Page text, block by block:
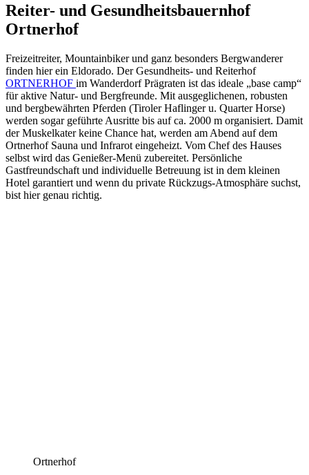
Reiter- und Gesundheitsbauernhof
Ortnerhof
Freizeitreiter, Mountainbiker und ganz besonders Bergwanderer
finden hier ein Eldorado. Der Gesundheits- und Reiterhof
ORTNERHOF im Wanderdorf Prägraten ist das ideale „base camp“
für aktive Natur- und Bergfreunde. Mit ausgeglichenen, robusten
und bergbewährten Pferden (Tiroler Haflinger u. Quarter Horse)
werden sogar geführte Ausritte bis auf ca. 2000 m organisiert. Damit
der Muskelkater keine Chance hat, werden am Abend auf dem
Ortnerhof Sauna und Infrarot eingeheizt. Vom Chef des Hauses
selbst wird das Genießer-Menü zubereitet. Persönliche
Gastfreundschaft und individuelle Betreuung ist in dem kleinen
Hotel garantiert und wenn du private Rückzugs-Atmosphäre suchst,
bist hier genau richtig.
Ortnerhof